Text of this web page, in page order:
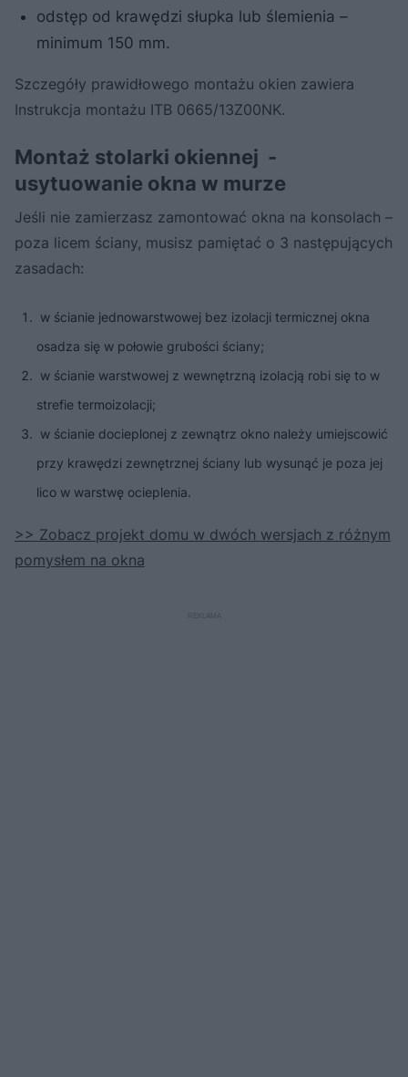
odstęp od krawędzi słupka lub ślemienia –
minimum 150 mm.
Szczegóły prawidłowego montażu okien zawiera
Instrukcja montażu ITB 0665/13Z00NK.
Montaż stolarki okiennej -
usytuowanie okna w murze
Jeśli nie zamierzasz zamontować okna na konsolach –
poza licem ściany, musisz pamiętać o 3 następujących
zasadach:
w ścianie jednowarstwowej bez izolacji termicznej okna
osadza się w połowie grubości ściany;
w ścianie warstwowej z wewnętrzną izolacją robi się to w
strefie termoizolacji;
w ścianie docieplonej z zewnątrz okno należy umiejscowić
przy krawędzi zewnętrznej ściany lub wysunąć je poza jej
lico w warstwę ocieplenia.
>> Zobacz projekt domu w dwóch wersjach z różnym
pomysłem na okna